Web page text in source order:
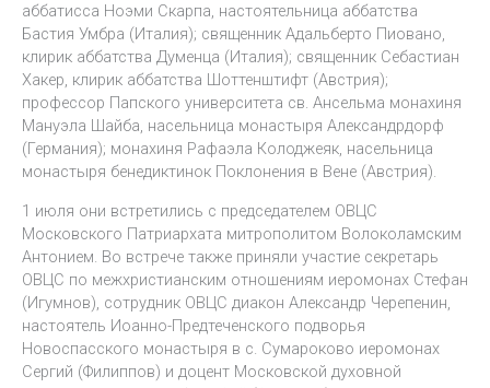
аббатисса Ноэми Скарпа, настоятельница аббатства
Бастия Умбра (Италия); священник Адальберто Пиовано,
клирик аббатства Думенца (Италия); священник Себастиан
Хакер, клирик аббатства Шоттенштифт (Австрия);
профессор Папского университета св. Ансельма монахиня
Мануэла Шайба, насельница монастыря Александрдорф
(Германия); монахиня Рафаэла Колоджеяк, насельница
монастыря бенедиктинок Поклонения в Вене (Австрия).
1 июля они встретились с председателем ОВЦС
Московского Патриархата митрополитом Волоколамским
Антонием. Во встрече также приняли участие секретарь
ОВЦС по межхристианским отношениям иеромонах Стефан
(Игумнов), сотрудник ОВЦС диакон Александр Черепенин,
настоятель Иоанно-Предтеченского подворья
Новоспасского монастыря в с. Сумароково иеромонах
Сергий (Филиппов) и доцент Московской духовной